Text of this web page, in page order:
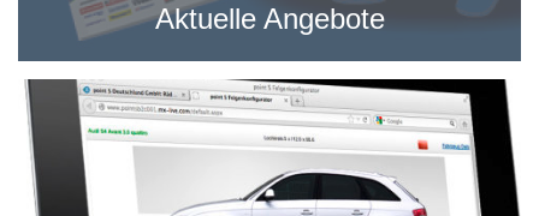
Aktuelle Angebote